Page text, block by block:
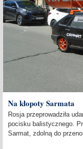
Na kłopoty Sarmata
Rosja przeprowadziła
pocisku balistycznego.
Sarmat, zdolną do